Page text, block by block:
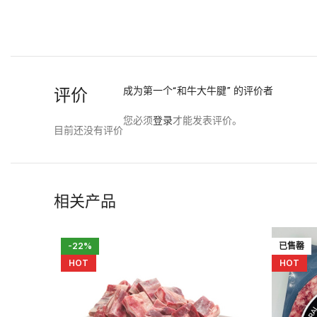
评价
目前还没有评价
成为第一个“和牛大牛腱” 的评价者
您必须登录才能发表评价。
相关产品
-22%
HOT
已售罄
HOT